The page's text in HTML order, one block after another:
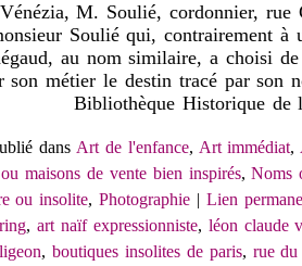
M. Soulié, cordonnier, rue
Soulié qui, contrairement à
au nom similaire, a choisi
son métier le destin tracé par son
Bibliothèque Historique de
dansArt de l'enfance, Art immédiat,
ou maisons de vente bien inspirés,Noms
ou insolite,Photographie | Lien
,art naïf expressionniste, léon claude
ligeon,boutiques insolites de paris, rue